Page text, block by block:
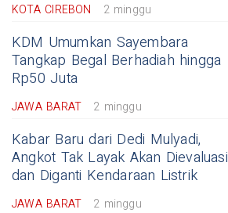
KOTA CIREBON 2 minggu
KDM Umumkan Sayembara
Tangkap Begal Berhadiah hingga
Rp50 Juta
JAWA BARAT 2 minggu
Kabar Baru dari Dedi Mulyadi,
Angkot Tak Layak Akan Dievaluasi
dan Diganti Kendaraan Listrik
JAWA BARAT 2 minggu